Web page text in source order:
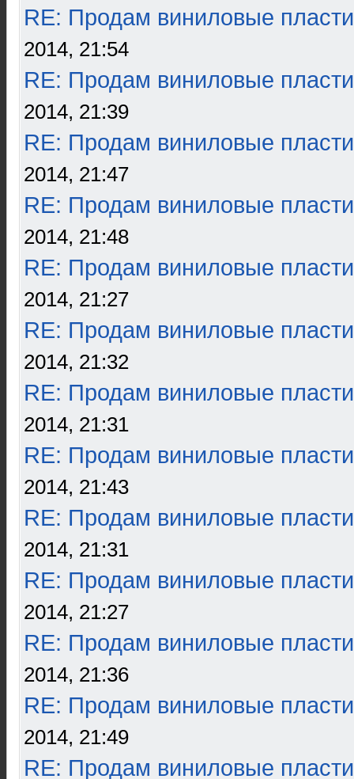
RE: Продам виниловые
2014, 21:54
RE: Продам виниловые
2014, 21:39
RE: Продам виниловые
2014, 21:47
RE: Продам виниловые
2014, 21:48
RE: Продам виниловые
2014, 21:27
RE: Продам виниловые
2014, 21:32
RE: Продам виниловые
2014, 21:31
RE: Продам виниловые
2014, 21:43
RE: Продам виниловые
2014, 21:31
RE: Продам виниловые
2014, 21:27
RE: Продам виниловые
2014, 21:36
RE: Продам виниловые
2014, 21:49
RE: Продам виниловые